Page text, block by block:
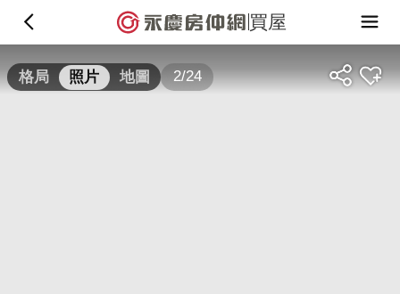
買屋
格局 照片 地圖 2/24